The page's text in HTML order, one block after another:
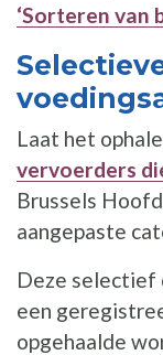
‘Sorteren van
Laat het
vervoerders
Brussels
aangepaste
Deze selectief
een
opgehaalde